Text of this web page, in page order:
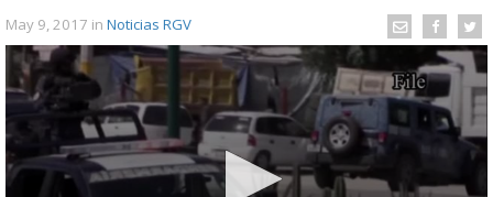
May 9, 2017 in Noticias RGV